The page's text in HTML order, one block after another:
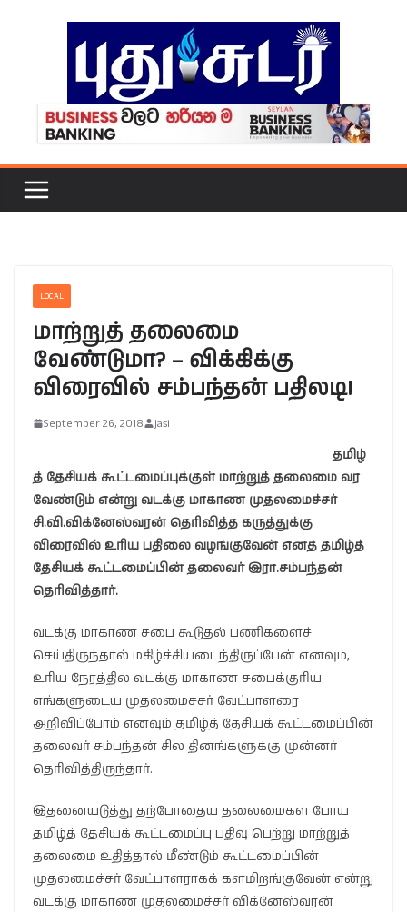
LOCAL
மாற்றுத் தலைமை
வேண்டுமா? – விக்கிக்கு
விரைவில் சம்பந்தன் பதிலடி!
September 26, 2018 jasi
தமிழ்
த் தேசியக் கூட்டமைப்புக்குள் மாற்றுத் தலைமை வர
வேண்டும் என்று வடக்கு மாகாண முதலமைச்சர்
சி.வி.விக்னேஸ்வரன் தெரிவித்த கருத்துக்கு
விரைவில் உரிய பதிலை வழங்குவேன் எனத் தமிழ்த்
தேசியக் கூட்டமைப்பின் தலைவர் இரா.சம்பந்தன்
தெரிவித்தார்.
வடக்கு மாகாண சபை கூடுதல் பணிகளைச்
செய்திருந்தால் மகிழ்ச்சியடைந்திருப்பேன் எனவும்,
உரிய நேரத்தில் வடக்கு மாகாண சபைக்குரிய
எங்களுடைய முதலமைச்சர் வேட்பாளரை
அறிவிப்போம் எனவும் தமிழ்த் தேசியக் கூட்டமைப்பின்
தலைவர் சம்பந்தன் சில தினங்களுக்கு முன்னர்
தெரிவித்திருந்தார்.
இதனையடுத்து தற்போதைய தலைமைகள் போய்
தமிழ்த் தேசியக் கூட்டமைப்பு பதிவு பெற்று மாற்றுத்
தலைமை உதித்தால் மீண்டும் கூட்டமைப்பின்
முதலமைச்சர் வேட்பாளராகக் களமிறங்குவேன் என்று
வடக்கு மாகாண முதலமைச்சர் விக்னேஸ்வரன்